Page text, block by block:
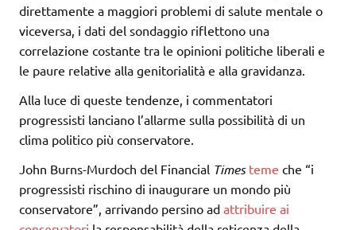
direttamente a maggiori problemi di salute mentale o
viceversa, i dati del sondaggio riflettono una
correlazione costante tra le opinioni politiche liberali e
le paure relative alla genitorialità e alla gravidanza.
Alla luce di queste tendenze, i commentatori
progressisti lanciano l’allarme sulla possibilità di un
clima politico più conservatore.
John Burns-Murdoch del Financial Times teme che “i
progressisti rischino di inaugurare un mondo più
conservatore”, arrivando persino ad attribuire ai